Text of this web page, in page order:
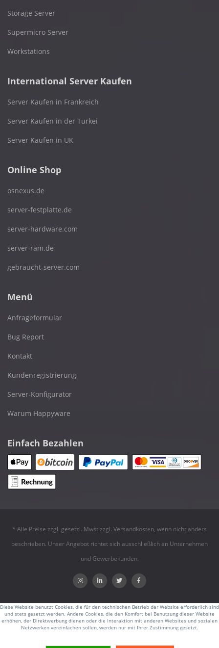
Storage Server
Supermicro Server
Workstations
International Server Kaufen
Server Kaufen in Frankreich
Server Kaufen in der Türkei
Server Kaufen in UK
Online Shop
osnexus.de
server-festplatte.de
server-hardware.com
server-ram.de
gebraucht-server.com
Menü
Anfrageformular
Bug Report
Kontakt
Kundenregistrierung
Server-Konfigurator
Warum Happyware
Einfach Bezahlen
* Alle Preise zzgl. gesetzl. Mwst zzgl. Versandkosten, wenn nicht anders
beschrieben. Unser Angebot richtet sich ausschließlich an Unternehmen
und Gewerbekunden.
Diese Website benutzt Cookies, die für den technischen Betrieb der Website erforderlich sind
und stets gesetzt werden. Andere Cookies, die den Komfort bei Benutzung dieser Website
erhöhen, der Direktwerbung dienen oder die Interaktion mit anderen Websites und sozialen
Netzwerken vereinfachen sollen, werden nur mit Ihrer Zustimmung gesetzt.